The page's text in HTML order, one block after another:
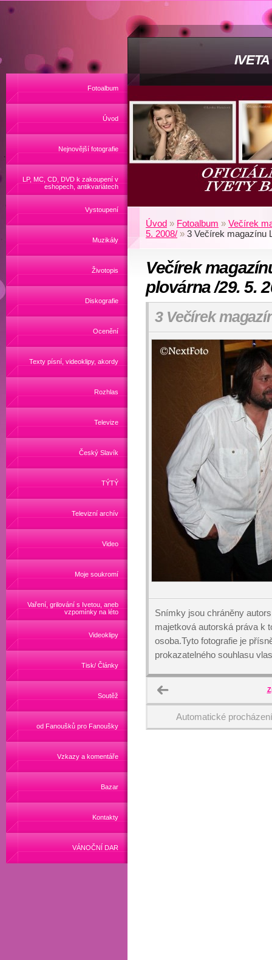
Fotoalbum
Úvod
Nejnovější fotografie
LP, MC, CD, DVD k zakoupení v
eshopech, antikvariátech
Vystoupení
Muzikály
Životopis
Diskografie
Ocenění
Texty písní, videoklipy, akordy
Rozhlas
Televize
Český Slavík
TÝTÝ
Televizní archív
Video
Moje soukromí
Vaření, grilování s Ivetou, aneb
vzpomínky na léto
Videoklipy
Tisk/ Články
Soutěž
od Fanoušků pro Fanoušky
Vzkazy a komentáře
Bazar
Kontakty
VÁNOČNÍ DAR
Úvod » Fotoalbum » Večírek
5. 2008/ » 3 Večírek magazínu
Večírek
plovárna /29. 5.
3 Večírek
Snímky jsou chráněny
majetková autorská práva k
osoba.Tyto fotografie je
prokazatelného souhlasu
Automatické